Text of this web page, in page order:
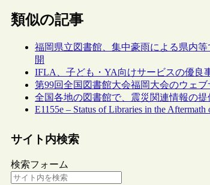
類似の記事
福岡県立図書館、集中豪雨による県内
開
IFLA、子ども・YA向けサービスの優良
第99回全国図書館大会福岡大会のウェブ
全国各地の図書館で、震災関連情報の
E1155e – Status of Libraries in the
サイト内検索
検索フォーム